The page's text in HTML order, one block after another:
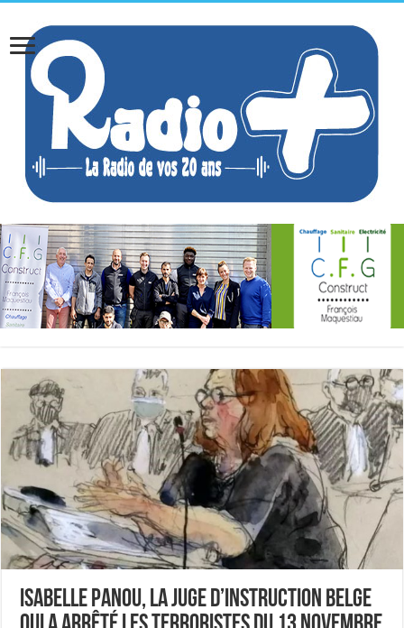
Isabelle Panou, la juge d’instruction belge